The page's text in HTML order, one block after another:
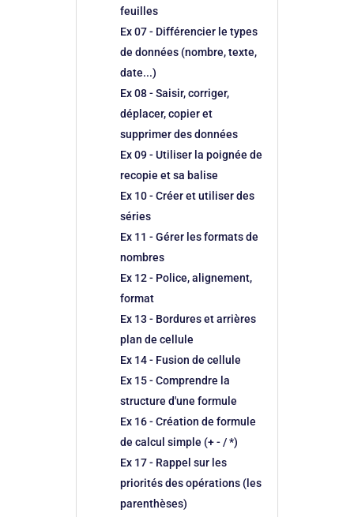
feuilles
Ex 07 - Différencier le types
de données (nombre, texte,
date...)
Ex 08 - Saisir, corriger,
déplacer, copier et
supprimer des données
Ex 09 - Utiliser la poignée de
recopie et sa balise
Ex 10 - Créer et utiliser des
séries
Ex 11 - Gérer les formats de
nombres
Ex 12 - Police, alignement,
format
Ex 13 - Bordures et arrières
plan de cellule
Ex 14 - Fusion de cellule
Ex 15 - Comprendre la
structure d'une formule
Ex 16 - Création de formule
de calcul simple (+ - / *)
Ex 17 - Rappel sur les
priorités des opérations (les
parenthèses)